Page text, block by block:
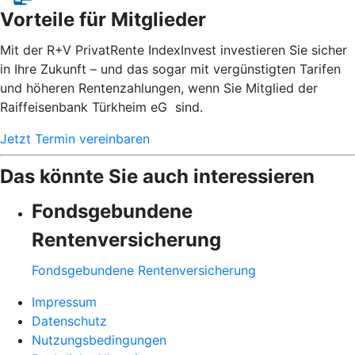
Vorteile für Mitglieder
Mit der R+V PrivatRente IndexInvest investieren Sie sicher
in Ihre Zukunft – und das sogar mit vergünstigten Tarifen
und höheren Rentenzahlungen, wenn Sie Mitglied der
Raiffeisenbank Türkheim eG sind.
Jetzt Termin vereinbaren
Das könnte Sie auch interessieren
Fondsgebundene
Rentenversicherung
Fondsgebundene Rentenversicherung
Impressum
Datenschutz
Nutzungsbedingungen